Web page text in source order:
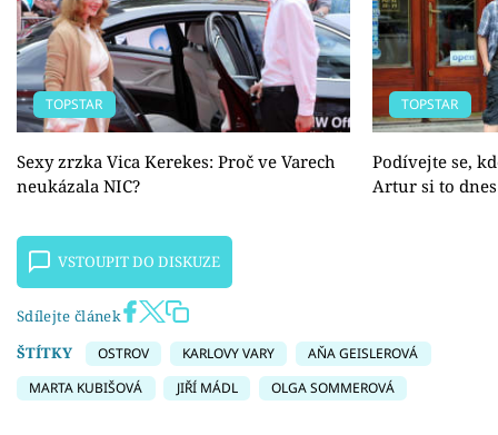
TOPSTAR
Sexy zrzka Vica Kerekes: Proč ve Varech
neukázala NIC?
TOPSTAR
Podívejte se,
Artur si to
VSTOUPIT DO DISKUZE
Sdílejte článek
ŠTÍTKY
OSTROV KARLOVY VARY
AŇA GEISLEROVÁ
MARTA KUBIŠOVÁ
JIŘÍ MÁDL OLGA SOMMEROVÁ